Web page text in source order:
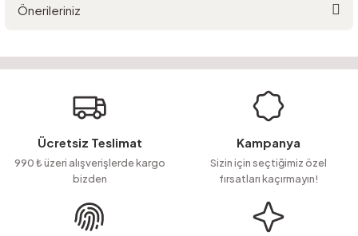
Soru Sor
Önerileriniz
Görüş ve önerileriniz için teşekkür ederiz.
Ürün resmi kalitesiz, bozuk veya görüntülenemiyor.
Ürün açıklamasında eksik bilgiler bulunuyor.
Ürün bilgilerinde hatalar bulunuyor.
Ürün fiyatı diğer sitelerden daha pahalı.
Bu ürüne benzer farklı alternatifler olmalı.
Ücretsiz Teslimat
990 ₺ üzeri alışverişlerde kargo
bizden
Kampanya
Sizin için seçtiğimiz özel
fırsatları kaçırmayın!